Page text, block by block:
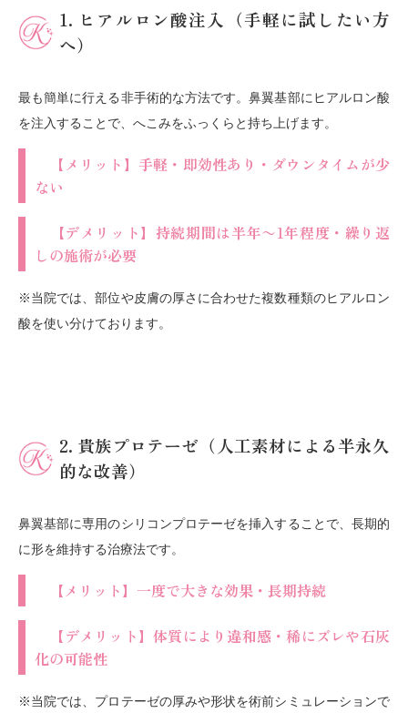
1. ヒアルロン酸注入（手軽に試したい方
へ）
最も簡単に行える非手術的な方法です。鼻翼基部にヒアルロン酸
を注入することで、へこみをふっくらと持ち上げます。
【メリット】手軽・即効性あり・ダウンタイムが少
ない
【デメリット】持続期間は半年〜1年程度・繰り返
しの施術が必要
※当院では、部位や皮膚の厚さに合わせた複数種類のヒアルロン
酸を使い分けております。
2. 貴族プロテーゼ（人工素材による半永久
的な改善）
鼻翼基部に専用のシリコンプロテーゼを挿入することで、長期的
に形を維持する治療法です。
【メリット】一度で大きな効果・長期持続
【デメリット】体質により違和感・稀にズレや石灰
化の可能性
※当院では、プロテーゼの厚みや形状を術前シミュレーションで